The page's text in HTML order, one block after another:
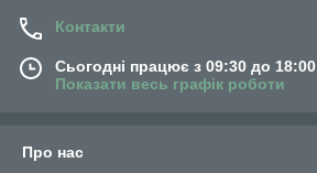
Контакти
Сьогодні працює з 09:30 до 18:00
Показати весь графік роботи
Про нас